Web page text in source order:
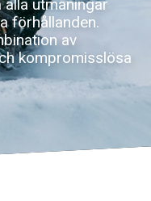
Outlet
Verkstad
utmaningar
förhållanden.
av
kompromisslösa